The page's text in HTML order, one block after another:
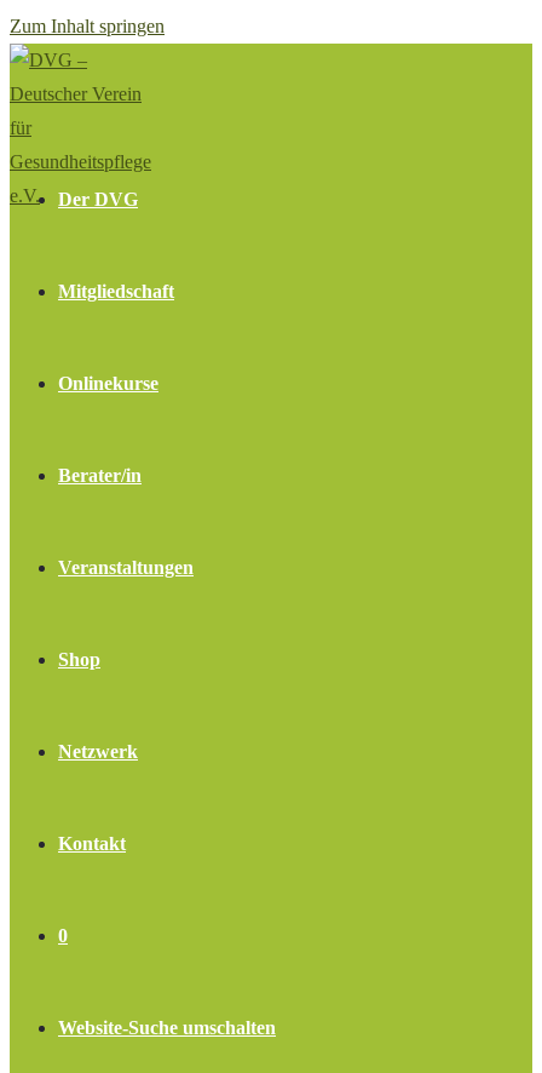
Zum Inhalt springen
Der DVG
Mitgliedschaft
Onlinekurse
Berater/in
Veranstaltungen
Shop
Netzwerk
Kontakt
0
Website-Suche umschalten